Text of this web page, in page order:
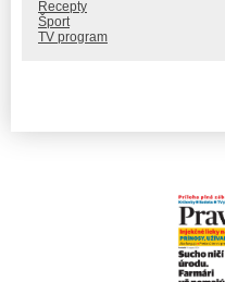
Recepty
Šport
TV program